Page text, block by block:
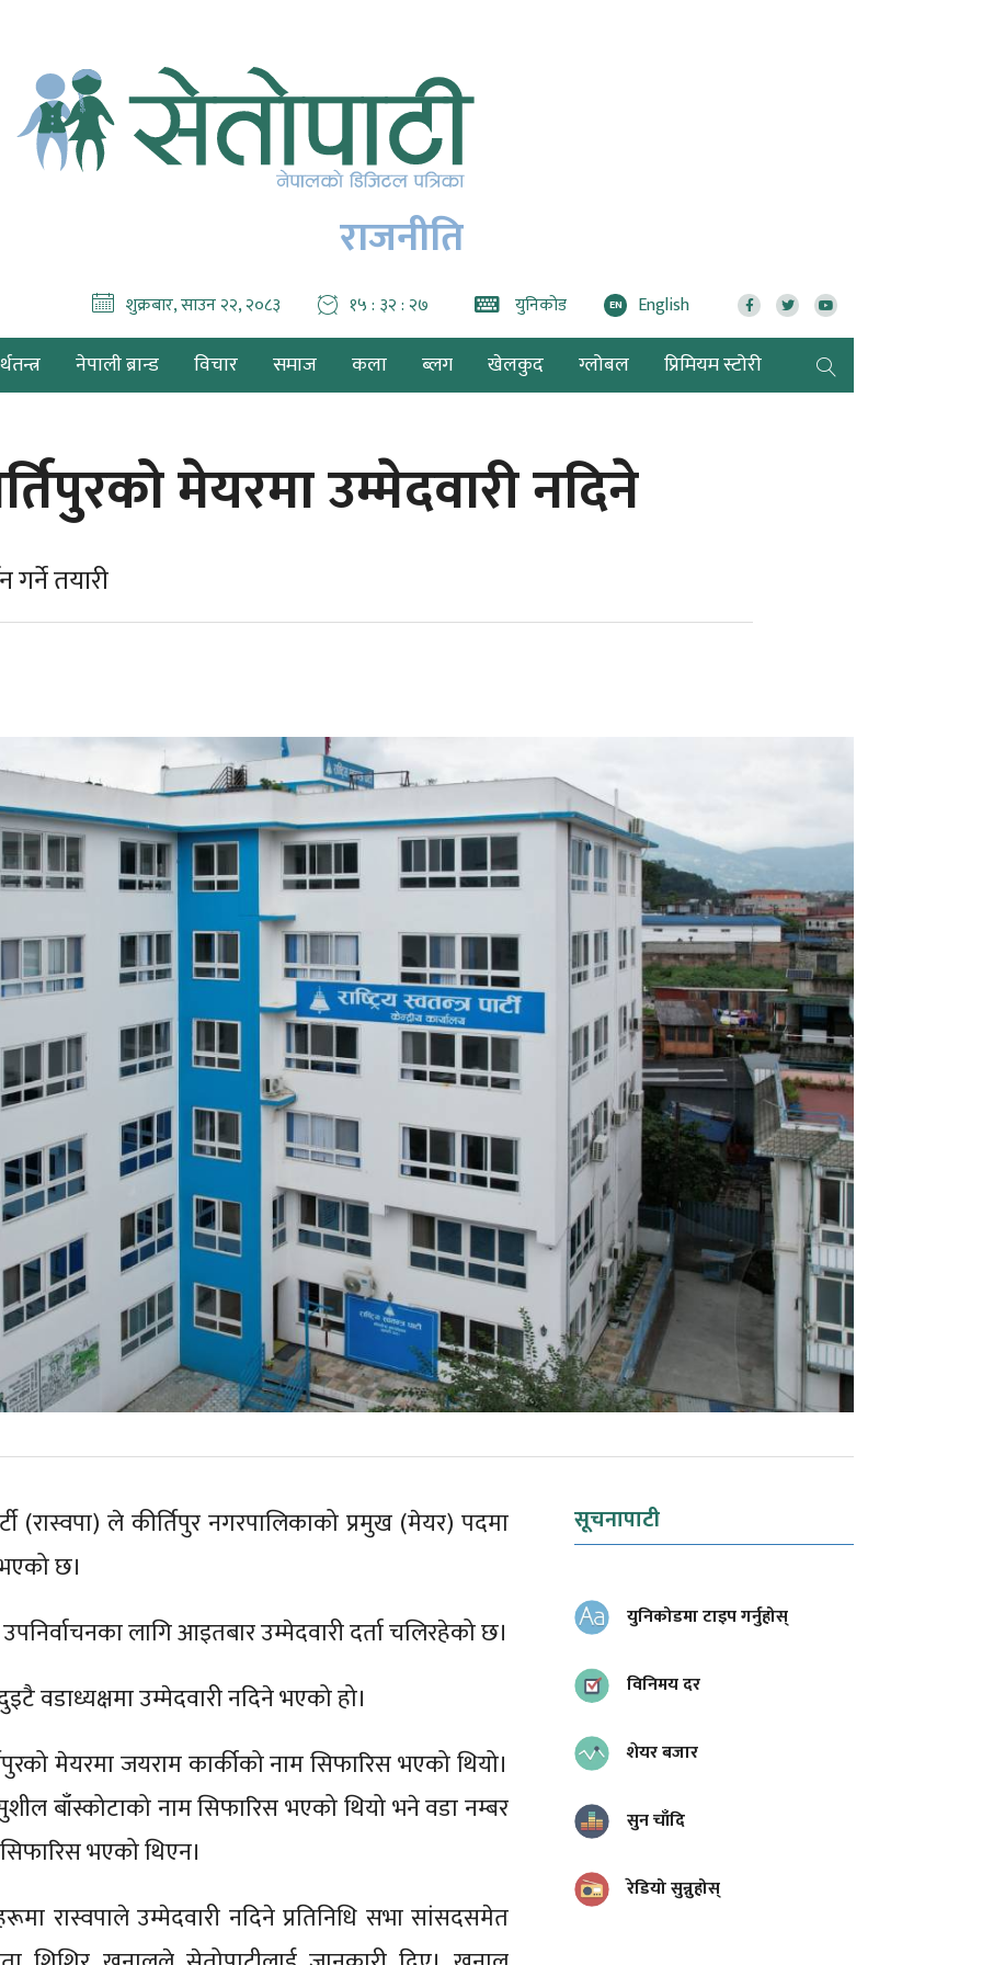
राजनीति
शुक्रबार, साउन २२, २०८३ १५ : ३२ : २९ युनिकोड EN English
नेपाली ब्रान्ड विचार समाज कला ब्लग खेलकुद ग्लोबल प्रिमियम स्टोरी
मेयरमा उम्मेदवारी नदिने
गर्ने तयारी
(रास्वपा) ले कीर्तिपुर नगरपालिकाको प्रमुख (मेयर) पदमा
छ।
लागि आइतबार उम्मेदवारी दर्ता चलिरहेको छ।
वडाध्यक्षमा उम्मेदवारी नदिने भएको हो।
मेयरमा जयराम कार्कीको नाम सिफारिस भएको थियो।
बाँस्कोटाको नाम सिफारिस भएको थियो भने वडा नम्बर
भएको थिएन।
रास्वपाले उम्मेदवारी नदिने प्रतिनिधि सभा सांसदसमेत
सूचनापाटी
युनिकोडमा टाइप गर्नुहोस्
विनिमय दर
शेयर बजार
सुन चाँदि
रेडियो सुन्नुहोस्